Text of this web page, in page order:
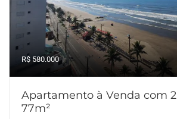
R$ 580.000
Apartamento à Venda com
77m²